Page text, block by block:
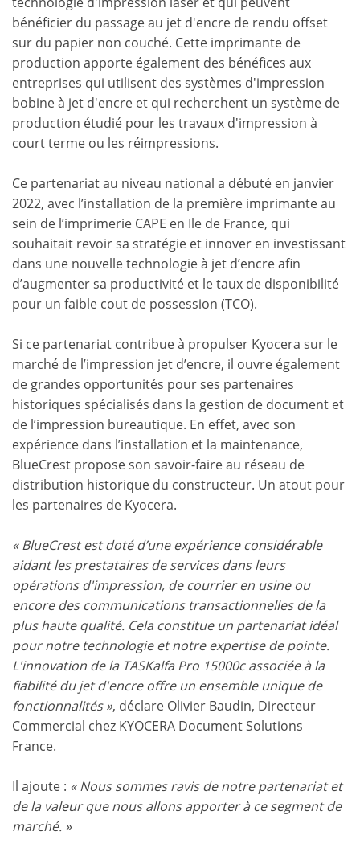
bénéficier du passage au jet d'encre de rendu offset
sur du papier non couché. Cette imprimante de
production apporte également des bénéfices aux
entreprises qui utilisent des systèmes d'impression
bobine à jet d'encre et qui recherchent un système de
production étudié pour les travaux d'impression à
court terme ou les réimpressions.
Ce partenariat au niveau national a débuté en janvier
2022, avec l’installation de la première imprimante au
sein de l’imprimerie CAPE en Ile de France, qui
souhaitait revoir sa stratégie et innover en investissant
dans une nouvelle technologie à jet d’encre afin
d’augmenter sa productivité et le taux de disponibilité
pour un faible cout de possession (TCO).
Si ce partenariat contribue à propulser Kyocera sur le
marché de l’impression jet d’encre, il ouvre également
de grandes opportunités pour ses partenaires
historiques spécialisés dans la gestion de document et
de l’impression bureautique. En effet, avec son
expérience dans l’installation et la maintenance,
BlueCrest propose son savoir-faire au réseau de
distribution historique du constructeur. Un atout pour
les partenaires de Kyocera.
« BlueCrest est doté d’une expérience considérable
aidant les prestataires de services dans leurs
opérations d'impression, de courrier en usine ou
encore des communications transactionnelles de la
plus haute qualité. Cela constitue un partenariat idéal
pour notre technologie et notre expertise de pointe.
L'innovation de la TASKalfa Pro 15000c associée à la
fiabilité du jet d'encre offre un ensemble unique de
fonctionnalités », déclare Olivier Baudin, Directeur
Commercial chez KYOCERA Document Solutions
France.
Il ajoute : « Nous sommes ravis de notre partenariat et
de la valeur que nous allons apporter à ce segment de
marché. »